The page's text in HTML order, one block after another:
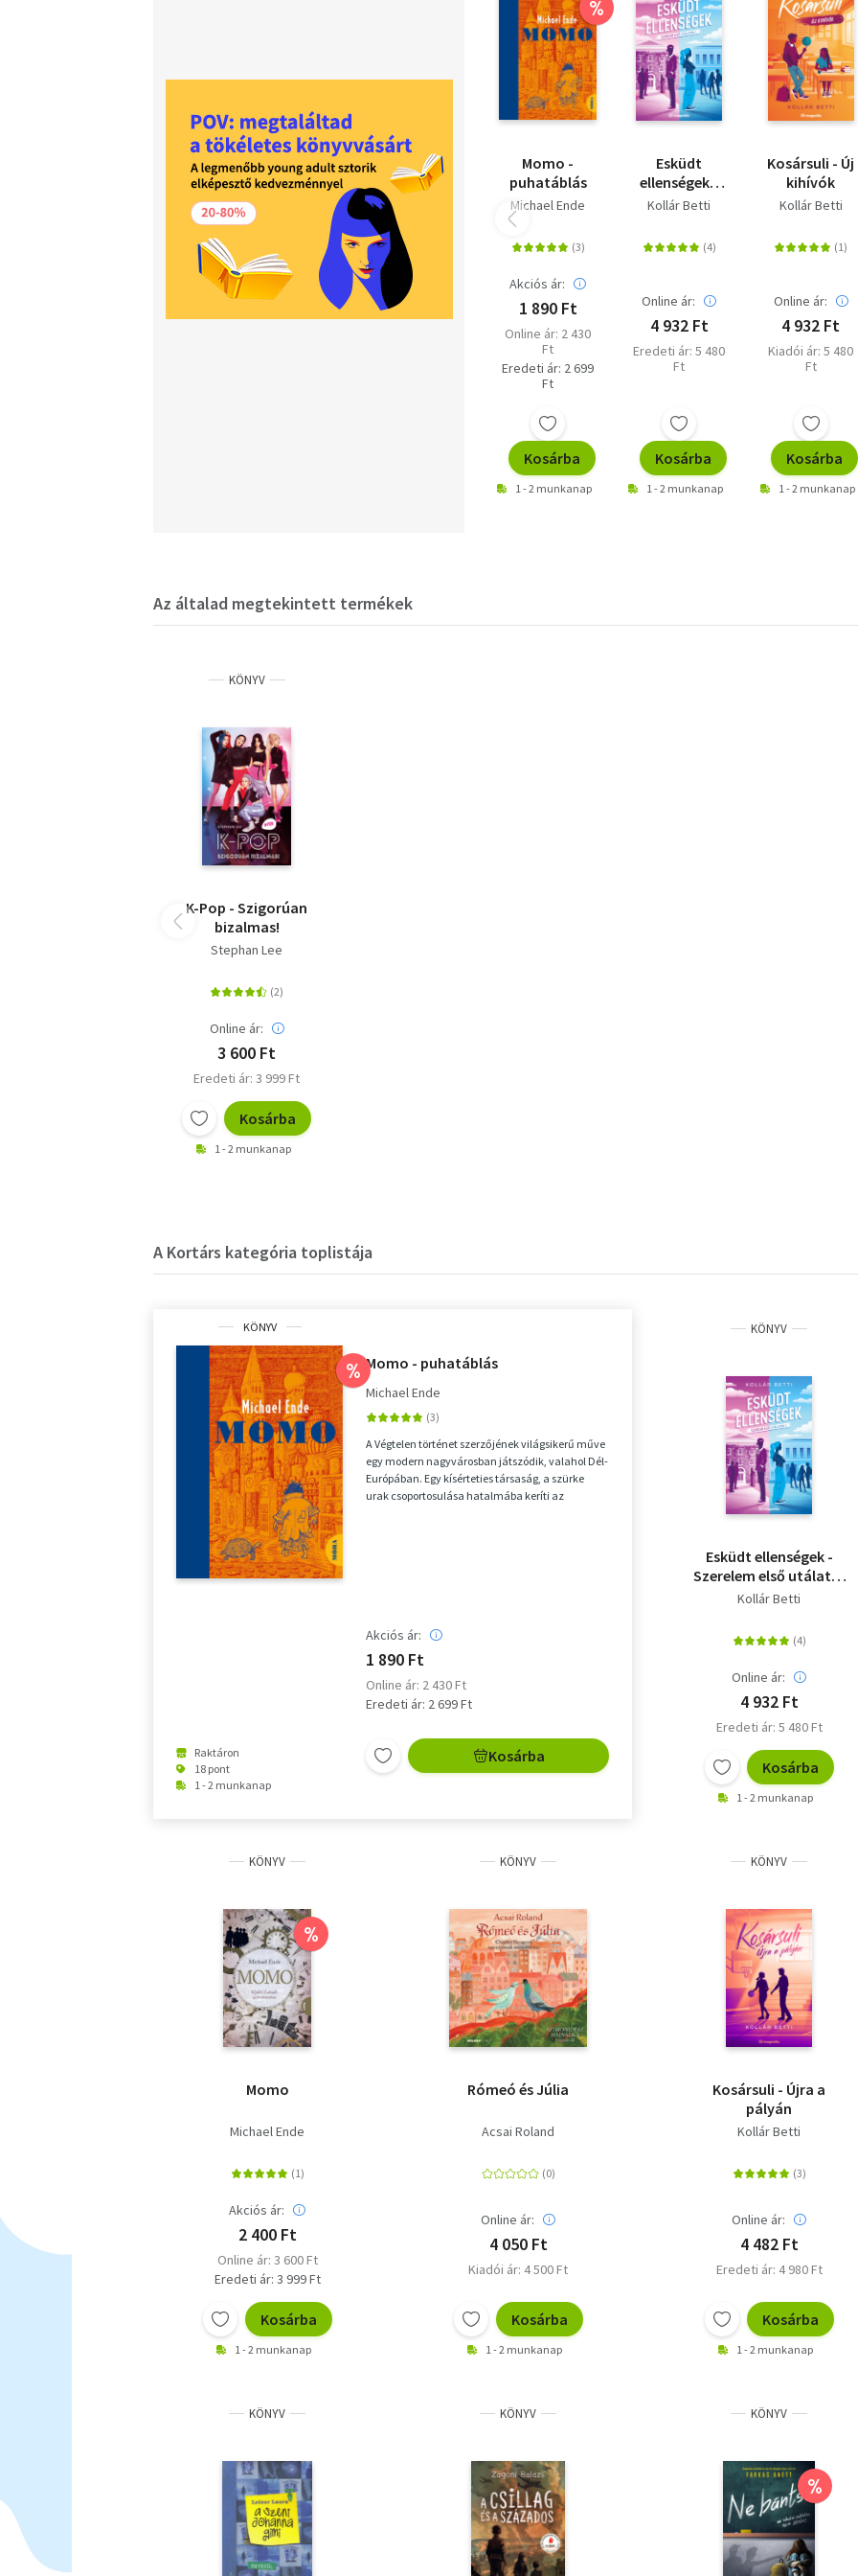
STEPHAN LEE a Duke egyetemen és a The New Schoolban
diplomázott, majd szerkesztőként dolgozott az Entertainment
Weeklynél és a Bustle-nél. Első könyvével, a K-Pop - Szigorúan
bizalmas!-sal rögtön berobbantotta magát a köztudatba. Kövesd
Instagramon: @stepephan, és Twitteren: @stephanmlee.
Olvasd el mások véleményét is!
%
Momo -
puhatáblás
Michael Ende
Akciós ár:
1 890 Ft
Online ár: 2 430
Ft
Eredeti ár: 2 699
Ft
Kosárba
1 - 2 munkanap
Esküdt
ellenségek -
Szerelem első
(Különleges
kiadás)
Kollár Betti
Online ár:
4 932 Ft
Eredeti ár: 5 480
Ft
Kosárba
1 - 2 munkanap
Kosársuli - Új
kihívók
Kollár Betti
Online ár:
4 932 Ft
Kiadói ár: 5 480
Ft
Kosárba
1 - 2 munkanap
Az általad megtekintett termékek
KÖNYV
K-Pop - Szigorúan
bizalmas!
Stephan Lee
Online ár:
3 600 Ft
Eredeti ár: 3 999 Ft
Kosárba
1 - 2 munkanap
A Kortárs kategória toplistája
KÖNYV
%
Raktáron
18 pont
1 - 2 munkanap
Momo - puhatáblás
Michael Ende
A Végtelen történet szerzőjének világsikerű műve
egy modern nagyvárosban játszódik, valahol Dél-
Európában. Egy kísérteties társaság, a szürke
urak csoportosulása hatalmába keríti az
Akciós ár:
1 890 Ft
Online ár: 2 430 Ft
Eredeti ár: 2 699 Ft
Kosárba
KÖNYV
Esküdt ellenségek -
Szerelem első utálatra
1. - (Különleges kiadás)
Kollár Betti
Online ár:
4 932 Ft
Eredeti ár: 5 480 Ft
Kosárba
1 - 2 munkanap
KÖNYV
%
Momo
Michael Ende
Akciós ár:
2 400 Ft
Online ár: 3 600 Ft
Eredeti ár: 3 999 Ft
Kosárba
1 - 2 munkanap
KÖNYV
Rómeó és Júlia
Acsai Roland
Online ár:
4 050 Ft
Kiadói ár: 4 500 Ft
Kosárba
1 - 2 munkanap
KÖNYV
Kosársuli - Újra a
pályán
Kollár Betti
Online ár:
4 482 Ft
Eredeti ár: 4 980 Ft
Kosárba
1 - 2 munkanap
KÖNYV KÖNYV KÖNYV
%